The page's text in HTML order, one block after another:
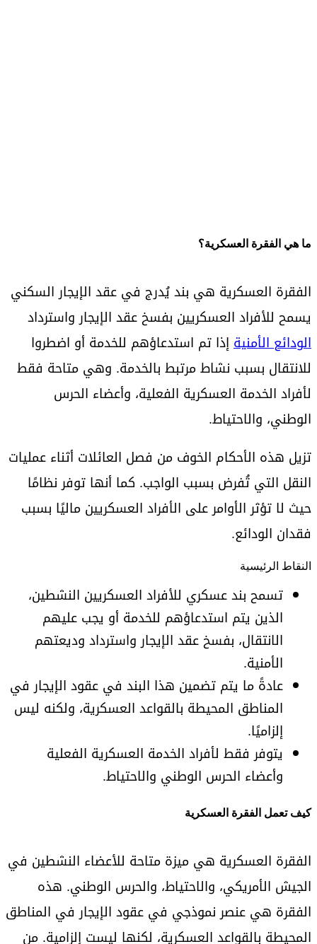
ما هي الفقرة العسكرية؟
الفقرة العسكرية هي بند يُدرج في عقد الإيجار السكني
يسمح للأفراد العسكريين بفسخ عقد الإيجار واسترداد
الودائع الأمنية إذا تم استدعاؤهم للخدمة أو اضطروا
للانتقال بسبب نشاط مرتبط بالخدمة. وهي متاحة فقط
لأفراد الخدمة العسكرية الفعلية، وأعضاء الحرس
الوطني، والاحتياط.
تزيل هذه الأحكام الخوف من فصل العائلات أثناء عمليات
النقل التي تُفرض بسبب الواجب. كما أنها توفر نظامًا
حيث لا تؤثر الأوامر على الأفراد العسكريين ماليًا بسبب
فقدان الودائع.
النقاط الرئيسية
تسمح بند عسكري للأفراد العسكريين النشطين،
الذين يتم استدعاؤهم للخدمة أو يجب عليهم
الانتقال، بفسخ عقد الإيجار واسترداد وديعتهم
الأمنية.
عادةً ما يتم تضمين هذا البند في عقود الإيجار في
المناطق المحيطة بالقواعد العسكرية، ولكنه ليس
إلزاميًا.
يتوفر فقط لأفراد الخدمة العسكرية الفعلية
وأعضاء الحرس الوطني والاحتياط.
كيف تعمل الفقرة العسكرية
الفقرة العسكرية هي ميزة متاحة للأعضاء النشطين في
الجيش الأمريكي، والاحتياط، والحرس الوطني. هذه
الفقرة هي عنصر نموذجي في عقود الإيجار في المناطق
المحيطة بالقواعد العسكرية، لكنها ليست إلزامية. من